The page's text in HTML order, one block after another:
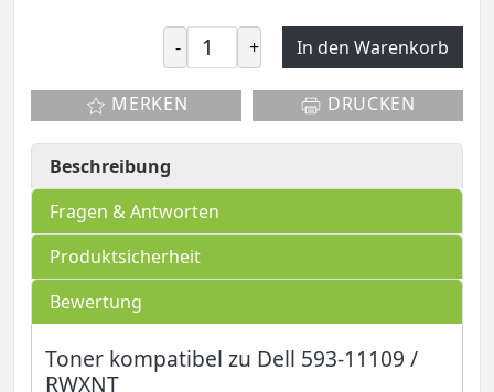
- + In den Warenkorb
MERKEN DRUCKEN
Beschreibung
Fragen & Antworten
Produktsicherheit
Bewertung
Toner kompatibel zu Dell 593-11109 /
RWXNT